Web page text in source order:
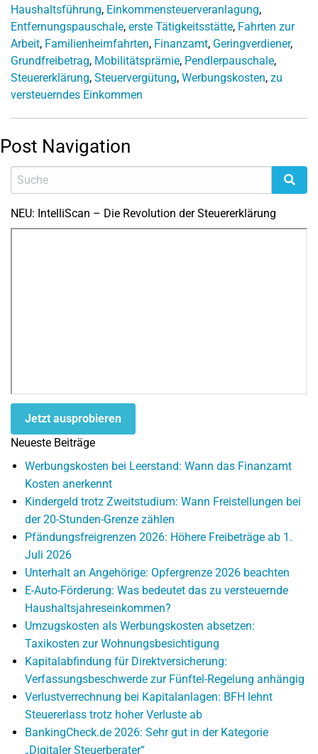
Haushaltsführung, Einkommensteuerveranlagung,
Entfernungspauschale, erste Tätigkeitsstätte, Fahrten zur
Arbeit, Familienheimfahrten, Finanzamt, Geringverdiener,
Grundfreibetrag, Mobilitätsprämie, Pendlerpauschale,
Steuererklärung, Steuervergütung, Werbungskosten, zu
versteuerndes Einkommen
Post Navigation
NEU: IntelliScan – Die Revolution der Steuererklärung
Jetzt ausprobieren
Neueste Beiträge
Werbungskosten bei Leerstand: Wann das Finanzamt
Kosten anerkennt
Kindergeld trotz Zweitstudium: Wann Freistellungen bei
der 20-Stunden-Grenze zählen
Pfändungsfreigrenzen 2026: Höhere Freibeträge ab 1.
Juli 2026
Unterhalt an Angehörige: Opfergrenze 2026 beachten
E-Auto-Förderung: Was bedeutet das zu versteuernde
Haushaltsjahreseinkommen?
Umzugskosten als Werbungskosten absetzen:
Taxikosten zur Wohnungsbesichtigung
Kapitalabfindung für Direktversicherung:
Verfassungsbeschwerde zur Fünftel-Regelung anhängig
Verlustverrechnung bei Kapitalanlagen: BFH lehnt
Steuererlass trotz hoher Verluste ab
BankingCheck.de 2026: Sehr gut in der Kategorie
„Digitaler Steuerberater“